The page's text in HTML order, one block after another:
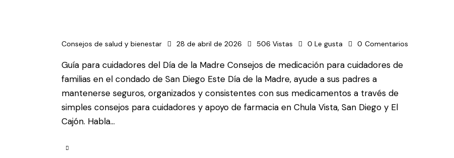
Consejos de salud y bienestar 28 de abril de 2026 506 Vistas 0 Le gusta 0 Comentarios
Guía para cuidadores del Día de la Madre Consejos de medicación para cuidadores de
familias en el condado de San Diego Este Día de la Madre, ayude a sus padres a
mantenerse seguros, organizados y consistentes con sus medicamentos a través de
simples consejos para cuidadores y apoyo de farmacia en Chula Vista, San Diego y El
Cajón. Habla...